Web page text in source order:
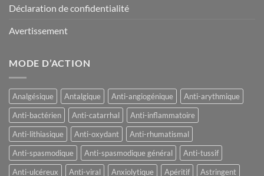
Déclaration de confidentialité
Avertissement
MODE D’ACTION
Analgésique Antalgique Anti-angiogénique
Anti-arythmique
Anti-bactérien
Anti-catarrhal
Anti-inflammatoire
Anti-lithiasique
Anti-oxydant
Anti-rhumatismal
Anti-spasmodique
Anti-spasmodique général
Anti-tussif
Anti-ulcéreux
Anti-viral Anxiolytique Apéritif
Astringent